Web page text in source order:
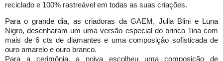
reciclado e 100% rastreável em todas as suas criações.
Para o grande dia, as criadoras da GAEM, Julia Blini e Luna
Nigro, desenharam um uma versão especial do brinco Tina com
mais de 6 cts de diamantes e uma composição sofisticada de
ouro amarelo e ouro branco.
Para a cerimônia, a noiva escolheu uma composição de